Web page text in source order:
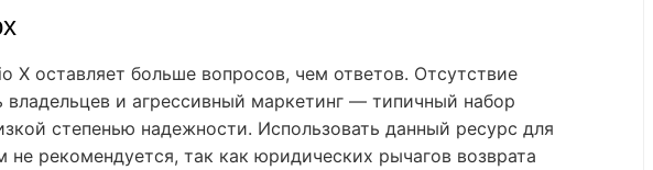
X оставляет больше вопросов, чем ответов. Отсутствие
владельцев и агрессивный маркетинг — типичный набор
степенью надежности. Использовать данный ресурс для
не рекомендуется, так как юридических рычагов возврата